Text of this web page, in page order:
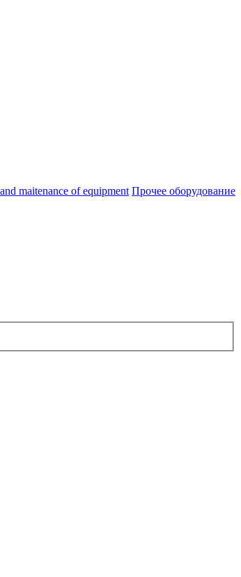
maitenance of equipment Прочее оборудование